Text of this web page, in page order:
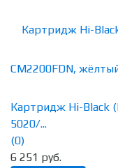
Картридж Hi-Black
5020/...
(0)
6 251 руб.